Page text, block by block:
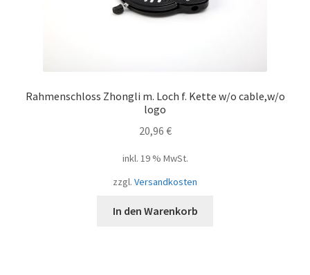
Rahmenschloss Zhongli m. Loch f. Kette w/o cable,w/o
logo
20,96 €
inkl. 19 % MwSt.
zzgl. Versandkosten
In den Warenkorb